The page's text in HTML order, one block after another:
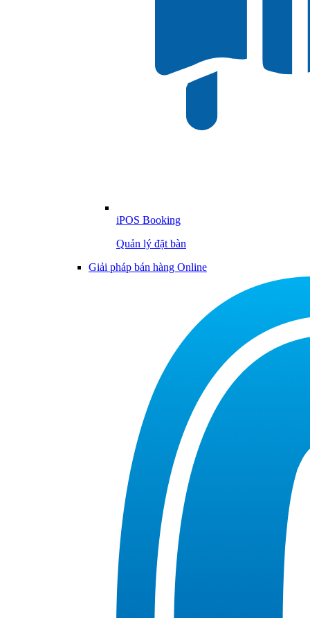
iPOS Booking
Quản lý đặt bàn
Giải pháp bán hàng Online